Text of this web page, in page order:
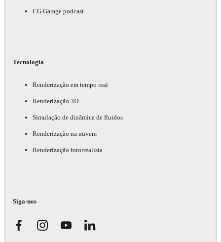
CG Garage podcast
Tecnologia
Renderização em tempo real
Renderização 3D
Simulação de dinâmica de fluidos
Renderização na nuvem
Renderização fotorrealista
Siga-nos